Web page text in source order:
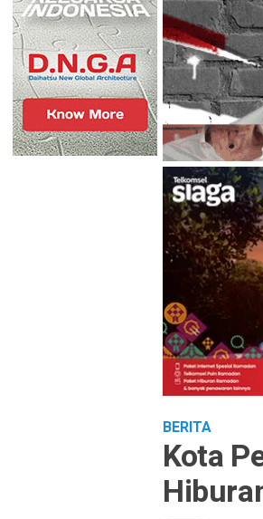
BERITA
Kota